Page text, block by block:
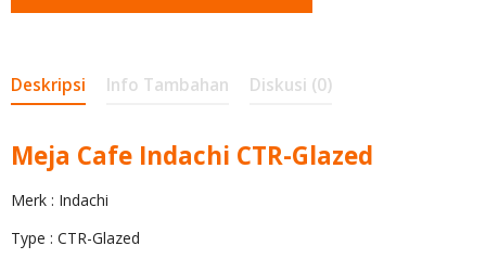
Deskripsi Info Tambahan Diskusi (0)
Meja Cafe Indachi CTR-Glazed
Merk : Indachi
Type : CTR-Glazed